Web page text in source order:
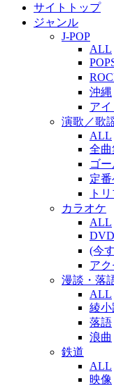
サイトトップ
ジャンル
J-POP
ALL
沖縄
ア
演歌／歌
ALL
全
ゴ
定
ト
カラオケ
ALL
(今
アク
漫談・落
ALL
綾小
落語
浪曲
鉄道
ALL
映像